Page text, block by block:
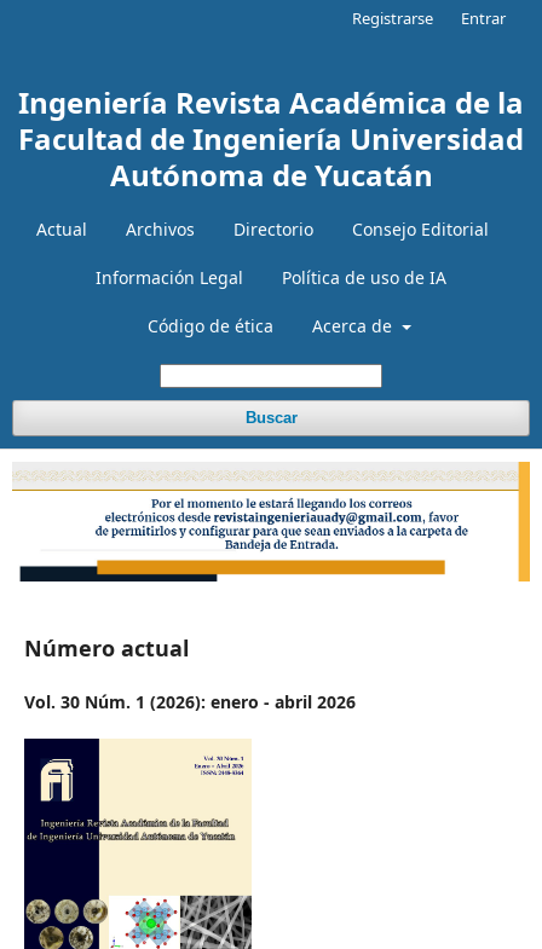
Ingeniería Revista Académica de la
Facultad de Ingeniería Universidad
Autónoma de Yucatán
Actual Archivos Directorio Consejo Editorial
Información Legal Política de uso de IA
Código de ética Acerca de
Buscar
Registrarse Entrar
Número actual
Vol. 30 Núm. 1 (2026): enero - abril 2026